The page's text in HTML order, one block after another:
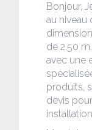
Bonjour,
au niveau
de 2.50
avec une
produits,
devis